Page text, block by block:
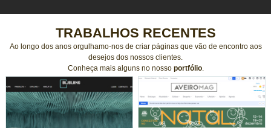
TRABALHOS RECENTES
Ao longo dos anos orgulhamo-nos de criar páginas que vão de encontro aos
desejos dos nossos clientes.
Conheça mais alguns no nosso portfólio.